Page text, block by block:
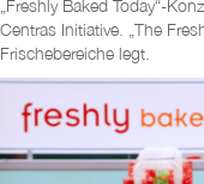
„Freshly Baked Today“-
Centras Initiative. „The
Frischebereiche legt.